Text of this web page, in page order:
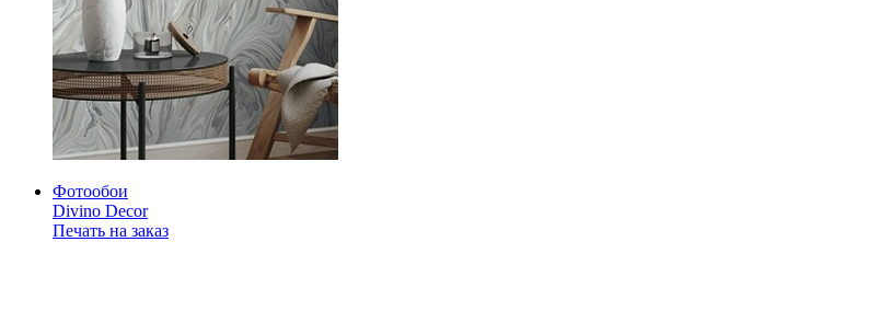
Фотообои
Divino Decor
Печать на заказ